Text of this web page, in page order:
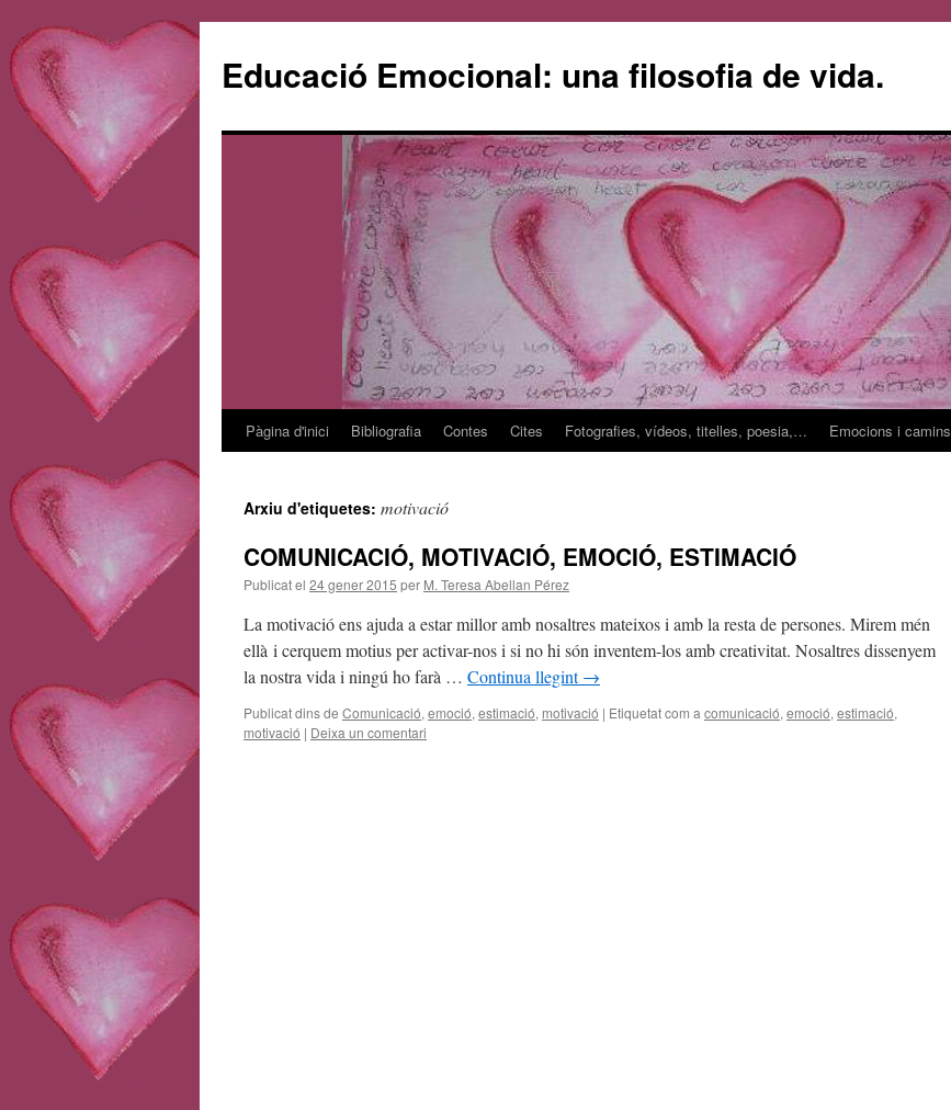
Educació Emocional: una filosofia de vida.
Vés
contingut
Pàgina d'inici Bibliografia Contes Cites Fotografies, vídeos, titelles, poesia,… Emocions i camins
Arxiu d'etiquetes: motivació
COMUNICACIÓ, MOTIVACIÓ, EMOCIÓ, ESTIMACIÓ
Publicat el 24 gener 2015 per M. Teresa Abellan Pérez
La motivació ens ajuda a estar millor amb nosaltres mateixos i amb la resta de persones. Mirem mén
ellà i cerquem motius per activar-nos i si no hi són inventem-los amb creativitat. Nosaltres dissenyem
la nostra vida i ningú ho farà … Continua llegint→
Publicat dins de Comunicació, emoció, estimació, motivació | Etiquetat com a comunicació, emoció, estimació,
motivació | Deixa un comentari